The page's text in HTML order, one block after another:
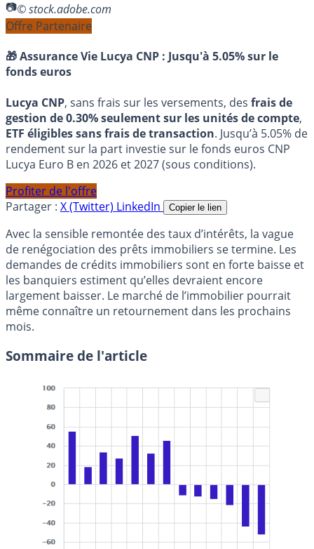
© stock.adobe.com
Offre Partenaire
🎁 Assurance Vie Lucya CNP : Jusqu'à 5.05% sur le
fonds euros
Lucya CNP, sans frais sur les versements, des frais de
gestion de 0.30% seulement sur les unités de compte,
ETF éligibles sans frais de transaction. Jusqu’à 5.05% de
rendement sur la part investie sur le fonds euros CNP
Lucya Euro B en 2026 et 2027 (sous conditions).
Profiter de l'offre
Partager : X (Twitter) LinkedIn Copier le lien
Avec la sensible remontée des taux d’intérêts, la vague
de renégociation des prêts immobiliers se termine. Les
demandes de crédits immobiliers sont en forte baisse et
les banquiers estiment qu’elles devraient encore
largement baisser. Le marché de l’immobilier pourrait
même connaître un retournement dans les prochains
mois.
Sommaire de l'article